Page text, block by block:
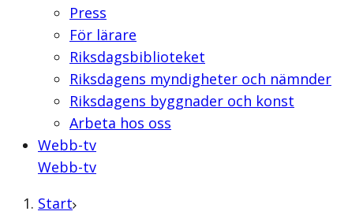
Press
För lärare
Riksdagsbiblioteket
Riksdagens myndigheter och nämnder
Riksdagens byggnader och konst
Arbeta hos oss
Webb-tv
Webb-tv
Start